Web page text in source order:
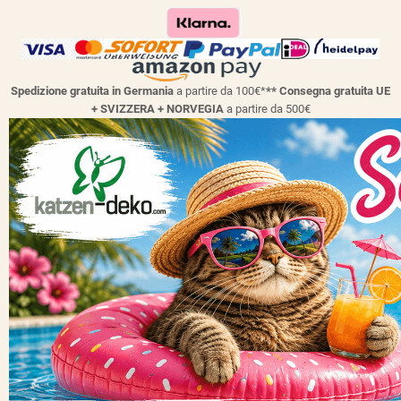
Spedizione gratuita in Germania a partire da 100€*** Consegna gratuita UE
+ SVIZZERA + NORVEGIAa partire da 500€